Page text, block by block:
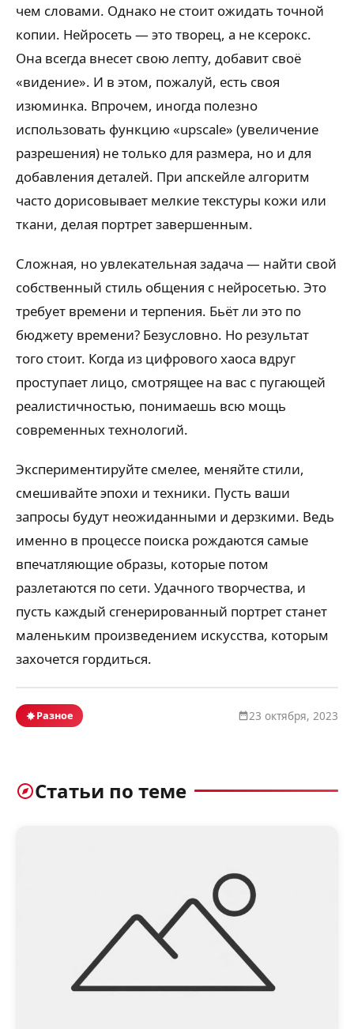
чем словами. Однако не стоит ожидать точной
копии. Нейросеть — это творец, а не ксерокс.
Она всегда внесет свою лепту, добавит своё
«видение». И в этом, пожалуй, есть своя
изюминка. Впрочем, иногда полезно
использовать функцию «upscale» (увеличение
разрешения) не только для размера, но и для
добавления деталей. При апскейле алгоритм
часто дорисовывает мелкие текстуры кожи или
ткани, делая портрет завершенным.
Сложная, но увлекательная задача — найти свой
собственный стиль общения с нейросетью. Это
требует времени и терпения. Бьёт ли это по
бюджету времени? Безусловно. Но результат
того стоит. Когда из цифрового хаоса вдруг
проступает лицо, смотрящее на вас с пугающей
реалистичностью, понимаешь всю мощь
современных технологий.
Экспериментируйте смелее, меняйте стили,
смешивайте эпохи и техники. Пусть ваши
запросы будут неожиданными и дерзкими. Ведь
именно в процессе поиска рождаются самые
впечатляющие образы, которые потом
разлетаются по сети. Удачного творчества, и
пусть каждый сгенерированный портрет станет
маленьким произведением искусства, которым
захочется гордиться.
Разное 23 октября, 2023
Статьи по теме